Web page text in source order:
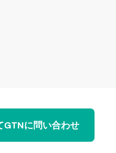
GTNに問い合わせ